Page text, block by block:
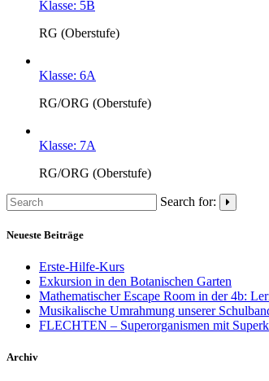
Klasse: 5B
RG (Oberstufe)
Klasse: 6A
RG/ORG (Oberstufe)
Klasse: 7A
RG/ORG (Oberstufe)
Search for:
Neueste Beiträge
Erste-Hilfe-Kurs
Exkursion in den Botanischen Garten
Mathematischer Escape Room in der 4b:
Musikalische Umrahmung unserer
FLECHTEN – Superorganismen mit
Archiv